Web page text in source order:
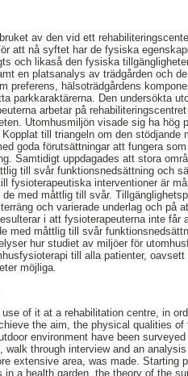
av den vid ett
att nå syftet har de fysiska
och likaså den fysiska
en platsanalys av trädgården och
preferens, hälsoträdgårdens
parkkaraktärerna. Den undersökta
arbetar på
Utomhusmiljön visade sig ha hög
till triangeln om den stödjande
goda förutsättningar att fungera
Samtidigt uppdagades att stora
till svår funktionsnedsättning och
fysioterapeutiska interventioner är
med måttlig till svår.
och varierade underlag och på
i att fysioterapeuterna inte får
med måttlig till svår
hur studiet av miljöer för
till alla patienter,
möjliga.
of it at a rehabilitation centre, in
the aim, the physical qualities of
environment have been
through interview and an
extensive area, was made. Starting
a health garden, the theory of the